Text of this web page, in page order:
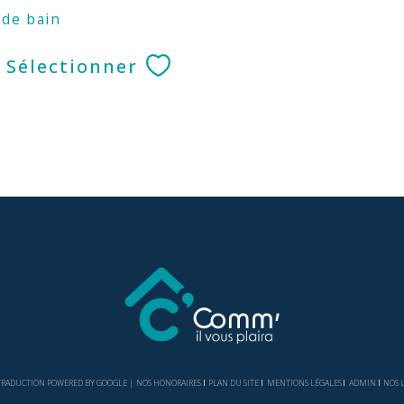
bain
Sélectionner
POWERED BY GOOGLE | NOS HONORAIRES PLAN DU SITE MENTIONS LÉGALES ADMIN NOS